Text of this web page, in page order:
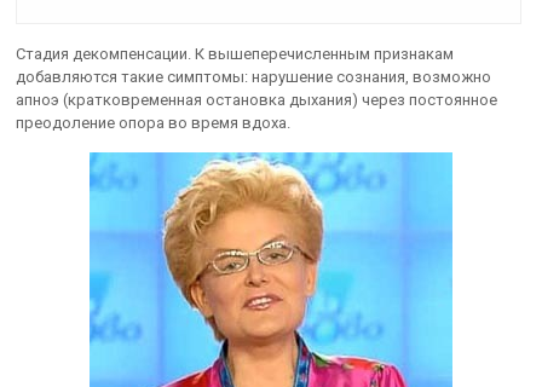
Стадия декомпенсации. К вышеперечисленным признакам
добавляются такие симптомы: нарушение сознания, возможно
апноэ (кратковременная остановка дыхания) через постоянное
преодоление опора во время вдоха.